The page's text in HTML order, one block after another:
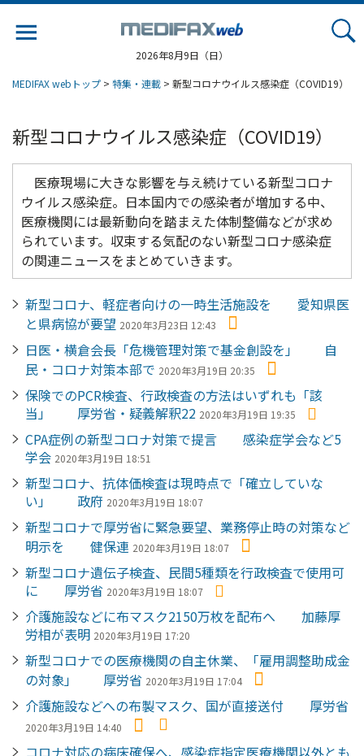
2026年8月9日（日）
MEDIFAX webトップ > 特集・連載 > 新型コロナウイルス感染症（COVID19）
新型コロナウイルス感染症（COVID19）
医療現場に大きな影響を与え続けている新型コロナ
ウイルス感染症。日本国内での感染者が増加する中、
医療機関には最新動向を踏まえた体制整備などが求め
られています。収束する気配のない新型コロナ感染症
の関連ニュースをまとめていきます。
新型コロナ、軽症者向けの一時生活施設を 愛知県医
と県病協が要望 2020年3月23日 12:43
日医・横倉会長「危機管理対策で基金創設を」 自
民・コロナ対策本部で 2020年3月19日 20:35
保険でのPCR検査、行政検査の方法はいずれも「該
当」 厚労省・疑義解釈22 2020年3月19日 19:35
CPA症例の新型コロナ対策で提言 感染症学会など5
学会 2020年3月19日 18:51
新型コロナ、抗体価検査は現時点で「確立していな
い」 政府 2020年3月19日 18:07
新型コロナで厚労省に緊急要望、業務停止時の対策など
明示を 健保連 2020年3月19日 18:07
新型コロナ遺伝子検査、民間5種類を行政検査で使用可
に 厚労省 2020年3月19日 18:07
介護施設などに布マスク2150万枚を配布へ 加藤厚
労相が表明 2020年3月19日 17:20
新型コロナでの医療機関の自主休業、「雇用調整助成金
の対象」 厚労省 2020年3月19日 17:04
介護施設などへの布製マスク、国が直接送付 厚労省
2020年3月19日 14:40
コロナ対応の病床確保へ、感染症指定医療機関以外とも